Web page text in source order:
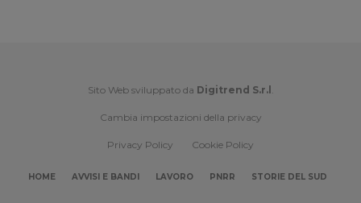
Sito Web sviluppato da Digitrend S.r.l .
Cambia impostazioni della privacy
Privacy Policy Cookie Policy
HOME AVVISI E BANDI LAVORO PNRR STORIE DEL SUD